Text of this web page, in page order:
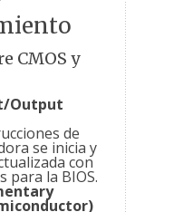
CMOS y
Output
de
se inicia y
con
para la BIOS.